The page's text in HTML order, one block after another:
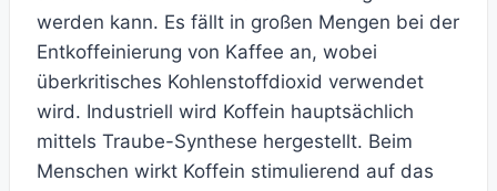
werden kann. Es fällt in großen Mengen bei der
Entkoffeinierung von Kaffee an, wobei
überkritisches Kohlenstoffdioxid verwendet
wird. Industriell wird Koffein hauptsächlich
mittels Traube-Synthese hergestellt. Beim
Menschen wirkt Koffein stimulierend auf das